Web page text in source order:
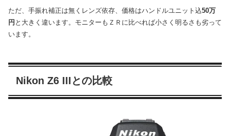
ただ、手振れ補正は無くレンズ依存、価格はハンドルユニット込50万
円 と大きく違います。モニターもＺＲに比べれば小さく明るさも劣って
います。
Nikon Z6 IIIとの比較